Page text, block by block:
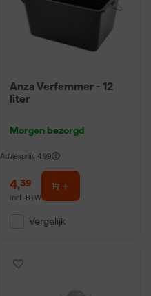
Anza Verfemmer - 12
liter
Morgen bezorgd
Adviesprijs 4,99
4,39
incl. BTW
Vergelijk